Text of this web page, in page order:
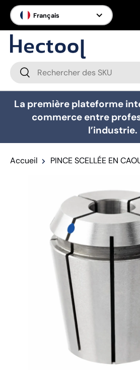
Aller au contenu
Langue
Français
Recherche
Rechercher
La première plateforme
commerce entre
l’industrie.
Accueil PINCE SCELLÉE EN